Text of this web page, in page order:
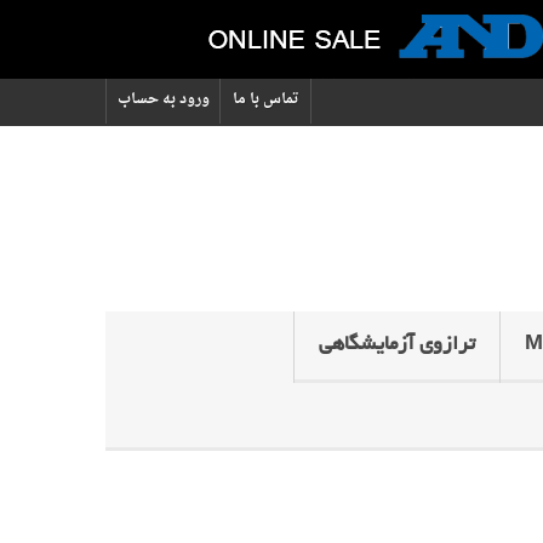
ورود به حساب تماس با ما
ترازوی آزمایشگاهی